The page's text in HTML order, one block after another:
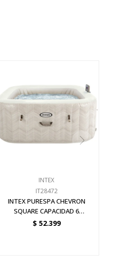
INTEX
IT28472
INTEX PURESPA CHEVRON
SQUARE CAPACIDAD 6
PERSONAS
$ 52.399